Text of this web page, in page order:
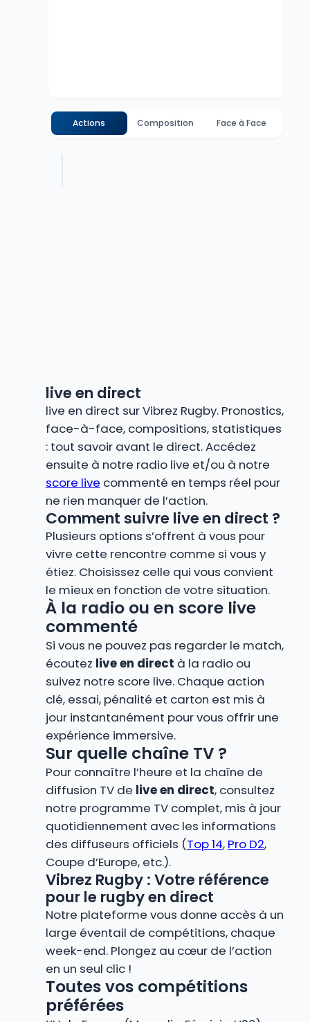
Actions Composition Face à Face
live en direct
live en direct sur Vibrez Rugby. Pronostics,
face-à-face, compositions, statistiques
: tout savoir avant le direct. Accédez
ensuite à notre radio live et/ou à notre
score live commenté en temps réel pour
ne rien manquer de l’action.
Comment suivre live en direct ?
Plusieurs options s’offrent à vous pour
vivre cette rencontre comme si vous y
étiez. Choisissez celle qui vous convient
le mieux en fonction de votre situation.
À la radio ou en score live
commenté
Si vous ne pouvez pas regarder le match,
écoutez live en direct à la radio ou
suivez notre score live. Chaque action
clé, essai, pénalité et carton est mis à
jour instantanément pour vous offrir une
expérience immersive.
Sur quelle chaîne TV ?
Pour connaître l’heure et la chaîne de
diffusion TV de live en direct, consultez
notre programme TV complet, mis à jour
quotidiennement avec les informations
des diffuseurs officiels (Top 14, Pro D2,
Coupe d’Europe, etc.).
Vibrez Rugby : Votre référence
pour le rugby en direct
Notre plateforme vous donne accès à un
large éventail de compétitions, chaque
week-end. Plongez au cœur de l’action
en un seul clic !
Toutes vos compétitions
préférées